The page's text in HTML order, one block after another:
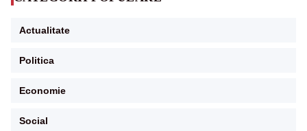
Actualitate
Politica
Economie
Social